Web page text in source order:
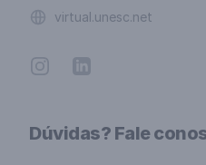
Websitevirtual.unesc.net
InstagramLinkedin
Dúvidas? Fale